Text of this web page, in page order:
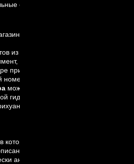
статьи гидры в которых вы
различных нелегальных услуг и
из РФ. Гидра (
в большом количестве городов уже
присутствуют продавцы, которые
телефона, также заказать взлом
можно заказать зеркальные права.
гидре, вам предоставляется
(гашиш, бошки, трава), кокаин,
котором будет закладка, а также мы
работа курьера и т.д. Также на
анонимно приобретает у случайно